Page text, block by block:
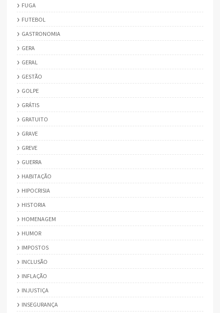
FUGA
FUTEBOL
GASTRONOMIA
GERA
GERAL
GESTÃO
GOLPE
GRÁTIS
GRATUITO
GRAVE
GREVE
GUERRA
HABITAÇÃO
HIPOCRISIA
HISTORIA
HOMENAGEM
HUMOR
IMPOSTOS
INCLUSÃO
INFLAÇÃO
INJUSTIÇA
INSEGURANÇA